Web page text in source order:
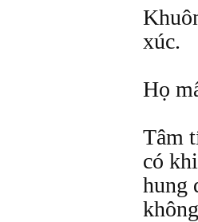
xúc.
Họ
Tâm
có
hung